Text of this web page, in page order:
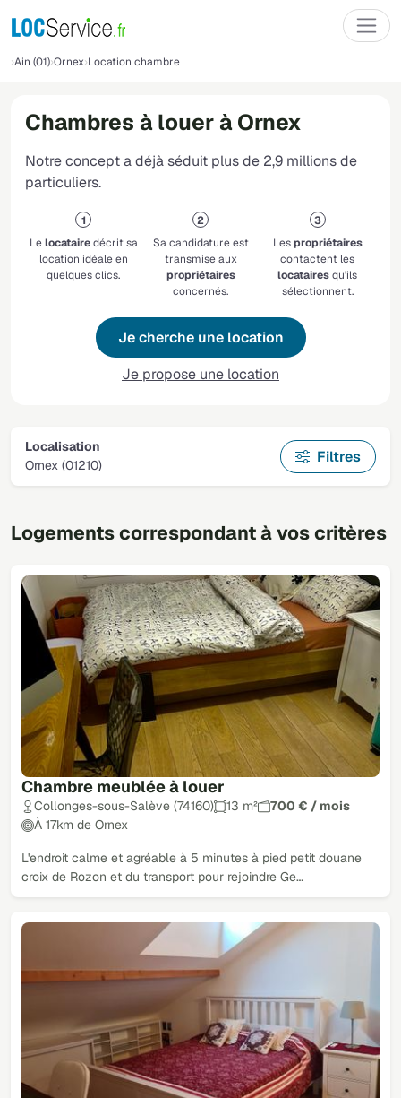
Ain (01) Ornex Location chambre
Chambres à louer à Ornex
Notre concept a déjà séduit plus de 2,9 millions de
particuliers.
Lelocatairedécrit sa
location idéale en
quelques clics.
Sa candidature est
transmise aux
propriétaires
concernés.
Lespropriétaires
contactent les
locatairesqu'ils
sélectionnent.
Je cherche une location
Je propose une location
Localisation
Ornex (01210)
Filtres
Logements correspondant à vos critères
Chambre meublée à louer
Collonges-sous-Salève (74160) 13 m²
700 € / mois
À 17km de Ornex
L'endroit calme et agréable à 5 minutes à pied petit douane
croix de Rozon et du transport pour rejoindre Ge…